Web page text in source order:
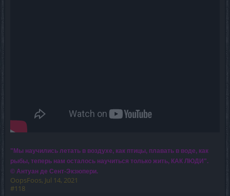
"Мы научились летать в воздухе, как птицы, плавать в воде, как
рыбы, теперь нам осталось научиться только жить, КАК ЛЮДИ".
© Антуан де Сент-Экзюпери.
OopsFoos, Jul 14, 2021
#118